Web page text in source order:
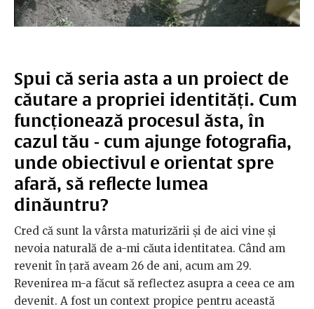
Spui că seria asta a un proiect de
căutare a propriei identități. Cum
funcționează procesul ăsta, în
cazul tău - cum ajunge fotografia,
unde obiectivul e orientat spre
afară, să reflecte lumea
dinăuntru?
Cred că sunt la vârsta maturizării și de aici vine și
nevoia naturală de a-mi căuta identitatea. Când am
revenit în țară aveam 26 de ani, acum am 29.
Revenirea m-a făcut să reflectez asupra a ceea ce am
devenit. A fost un context propice pentru această